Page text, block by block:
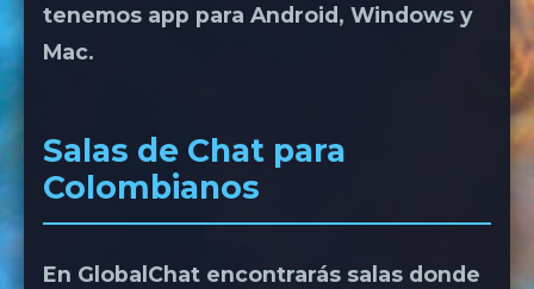
tenemos app para Android, Windows y
Mac.
Salas de Chat para
Colombianos
En GlobalChat encontrarás salas donde